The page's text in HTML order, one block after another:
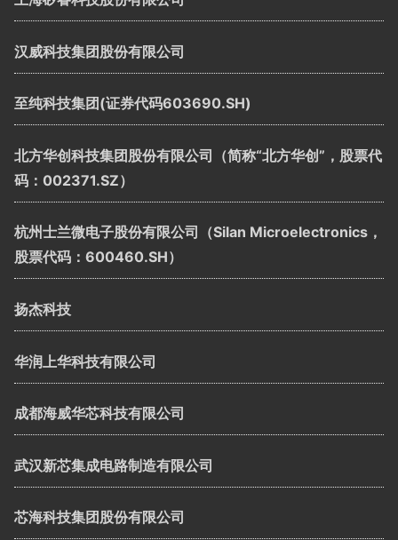
汉威科技集团股份有限公司
至纯科技集团(证券代码603690.SH)
北方华创科技集团股份有限公司（简称“北方华创”，股票代
码：002371.SZ）
杭州士兰微电子股份有限公司（Silan Microelectronics，
股票代码：600460.SH）
扬杰科技
华润上华科技有限公司
成都海威华芯科技有限公司
武汉新芯集成电路制造有限公司
芯海科技集团股份有限公司